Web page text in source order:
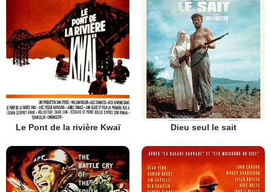
Le Pont de la rivière Kwaï Dieu seul le sait